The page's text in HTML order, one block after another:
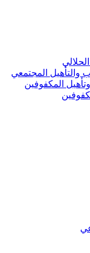
والتأهيل المجتمعي
المكفوفين